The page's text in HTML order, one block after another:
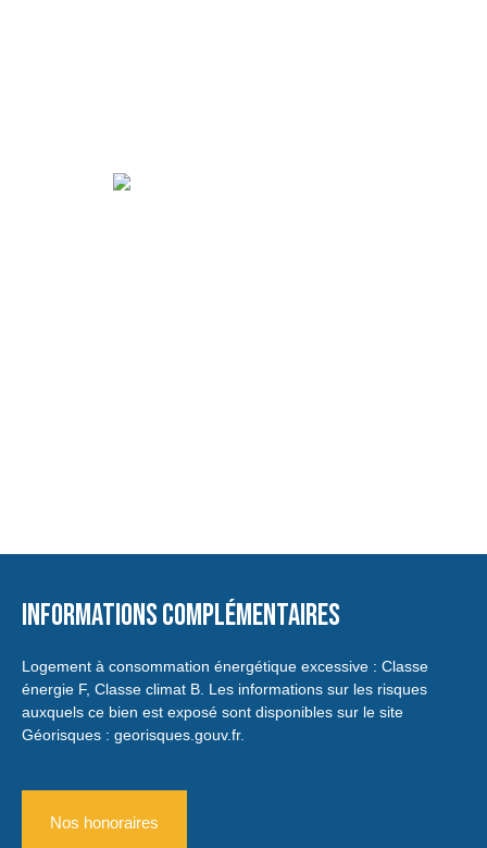
Informations complémentaires
Logement à consommation énergétique excessive : Classe
énergie F, Classe climat B. Les informations sur les risques
auxquels ce bien est exposé sont disponibles sur le site
Géorisques : georisques.gouv.fr.
Nos honoraires